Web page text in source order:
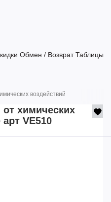
Обмен / Возврат Таблицы
воздействий
от химических
VE510